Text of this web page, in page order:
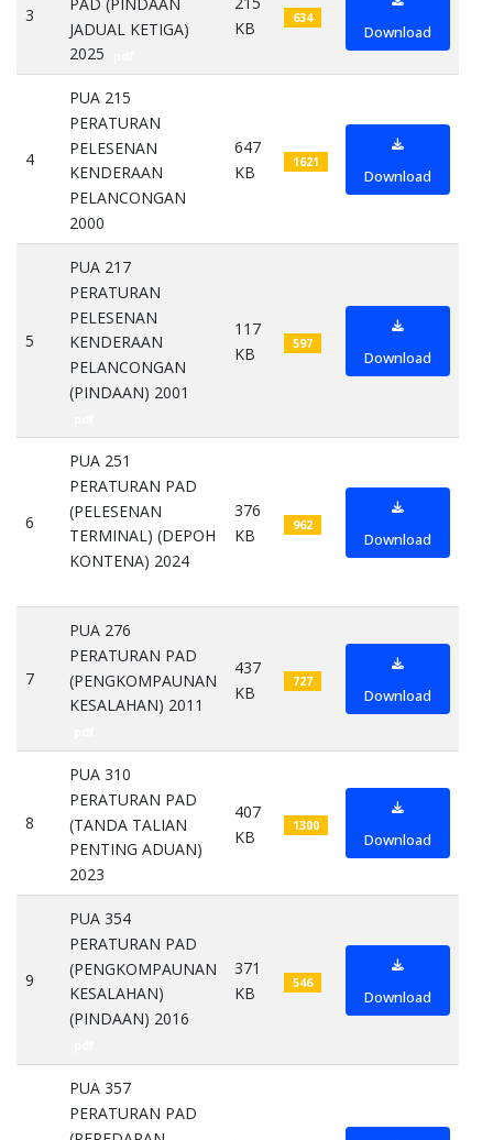
3
JADUAL KETIGA)
2025
KB
634
Download
4
PUA 215
PERATURAN
PELESENAN
KENDERAAN
PELANCONGAN
2000
647
KB
1621
Download
5
PUA 217
PERATURAN
PELESENAN
KENDERAAN
PELANCONGAN
(PINDAAN) 2001
117
KB
597
Download
6
PUA 251
PERATURAN PAD
(PELESENAN
TERMINAL) (DEPOH
KONTENA) 2024
376
KB
962
Download
7
PUA 276
PERATURAN PAD
(PENGKOMPAUNAN
KESALAHAN) 2011
437
KB
727
Download
8
PUA 310
PERATURAN PAD
(TANDA TALIAN
PENTING ADUAN)
2023
407
KB
1300
Download
9
PUA 354
PERATURAN PAD
(PENGKOMPAUNAN
KESALAHAN)
(PINDAAN) 2016
371
KB
546
Download
PUA 357
PERATURAN PAD